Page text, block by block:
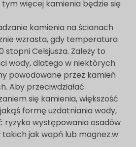
więcej kamienia będzie się
kamienia na ścianach
wzrasta, gdy temperatura
Celsjusza. Zależy to
wody, dlatego w niektórych
powodowane przez kamień
Aby przeciwdziałać
się kamienia, większość
formę uzdatniania wody,
ryzyko występowania osadów
takich jak wapń lub magnez.w